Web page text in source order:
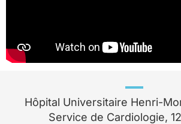
Hôpital Universitaire Henri-
Service de Cardiologie,